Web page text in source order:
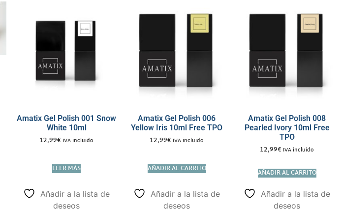
Amatix Gel Polish 001 Snow
White 10ml
12,99€ IVA incluido
LEER MÁS
Añadir a la lista de
deseos
Amatix Gel Polish 006
Yellow Iris 10ml Free TPO
12,99€ IVA incluido
AÑADIR AL CARRITO
Añadir a la lista de
deseos
Amatix Gel Polish 008
Pearled Ivory 10ml Free
TPO
12,99€ IVA incluido
AÑADIR AL CARRITO
Añadir a la lista de
deseos